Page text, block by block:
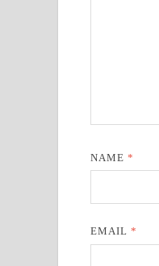
NAME*
EMAIL*